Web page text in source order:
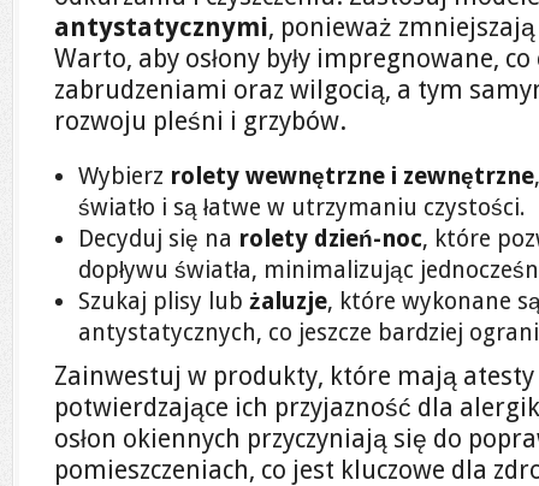
antystatycznymi, ponieważ
Warto, aby osłony były impregnowane,
zabrudzeniami oraz wilgocią, a tym
rozwoju pleśni i grzybów.
Wybierz rolety wewnętrzne i zewnętrzne
światło i są łatwe w utrzymaniu czystości.
Decyduj się na rolety dzień-noc, które
dopływu światła, minimalizując
Szukaj plisy lub żaluzje, które wykonane
antystatycznych, co jeszcze bardziej
Zainwestuj w produkty, które mają
potwierdzające ich przyjazność dla
osłon okiennych przyczyniają się do
pomieszczeniach, co jest kluczowe dla